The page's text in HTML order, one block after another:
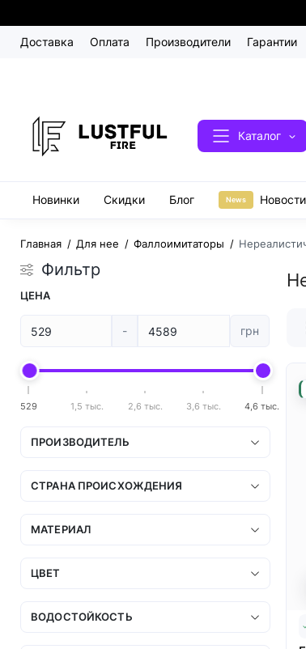
Доставка Оплата Производители Гарантии
Каталог
Новинки Скидки Блог News Новости
Главная Для нее Фаллоимитаторы
Фильтр
ЦЕНА
- грн
529 1,5 тыс. 2,6 тыс. 3,6 тыс. 4,6 тыс.
ПРОИЗВОДИТЕЛЬ
СТРАНА ПРОИСХОЖДЕНИЯ
МАТЕРИАЛ
ЦВЕТ
ВОДОСТОЙКОСТЬ